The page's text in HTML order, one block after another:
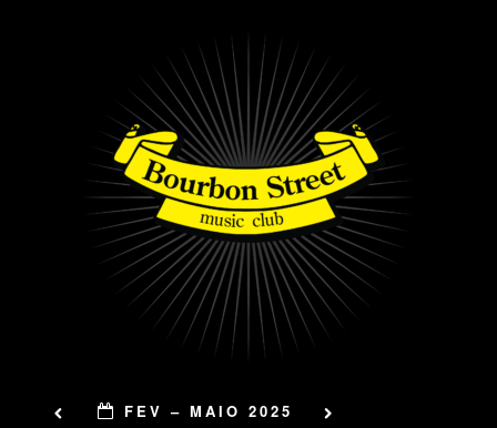
FEV – MAIO 2025